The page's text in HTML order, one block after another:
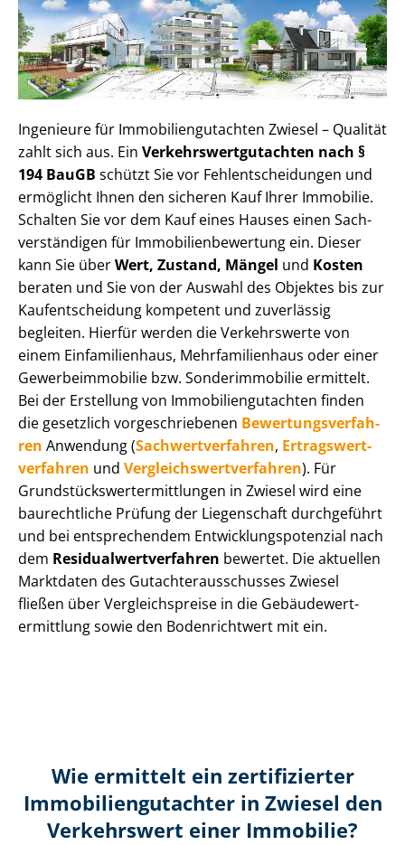
Ingenieure für Im­mo­bi­li­en­gut­ach­ten Zwiesel – Qualität
zahlt sich aus. Ein Ver­kehrs­wert­gut­ach­ten nach §
194 BauGB schützt Sie vor Fehl­ent­schei­dun­gen und
ermöglicht Ihnen den sicheren Kauf Ihrer Immobilie.
Schalten Sie vor dem Kauf eines Hauses einen Sach­
ver­stän­di­gen für Im­mo­bi­li­en­be­wer­tung ein. Dieser
kann Sie überWert, Zustand, Mängel und Kosten
beraten und Sie von der Auswahl des Objektes bis zur
Kauf­ent­schei­dung kompetent und zuverlässig
begleiten. Hierfür werden die Verkehrswerte von
einem Einfamilienhaus, Mehr­fa­mi­li­en­haus oder einer
Ge­wer­be­im­mo­bi­lie bzw. Sonderimmobilie ermittelt.
Bei der Erstellung von Im­mo­bi­li­en­gut­ach­ten finden
die gesetzlich vor­ge­schrie­be­nen Be­wer­tungs­ver­fah­
ren Anwendung (Sach­wert­ver­fah­ren, Er­trags­wert­
ver­fah­ren und Ver­gleichs­wert­ver­fah­ren). Für
Grund­stücks­wert­ermitt­lun­gen in Zwiesel wird eine
baurechtliche Prüfung der Liegenschaft durchgeführt
und bei entsprechendem Ent­wick­lungs­po­ten­zi­al nach
dem Re­si­du­al­wert­ver­fah­ren bewertet. Die aktuellen
Marktdaten des Gut­ach­ter­aus­schus­ses Zwiesel
fließen über Ver­gleichs­prei­se in die Ge­bäu­de­wert­
ermitt­lung sowie den Bodenrichtwert mit ein.
Wie ermittelt ein zertifizierter
Immobilien­gutachter in Zwiesel den
Verkehrswert einer Immobilie?